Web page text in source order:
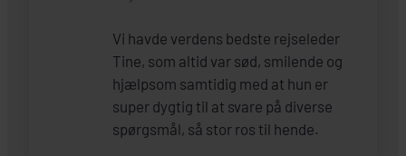
Vi havde verdens bedste rejseleder
Tine, som altid var sød, smilende og
hjælpsom samtidig med at hun er
super dygtig til at svare på diverse
spørgsmål, så stor ros til hende.